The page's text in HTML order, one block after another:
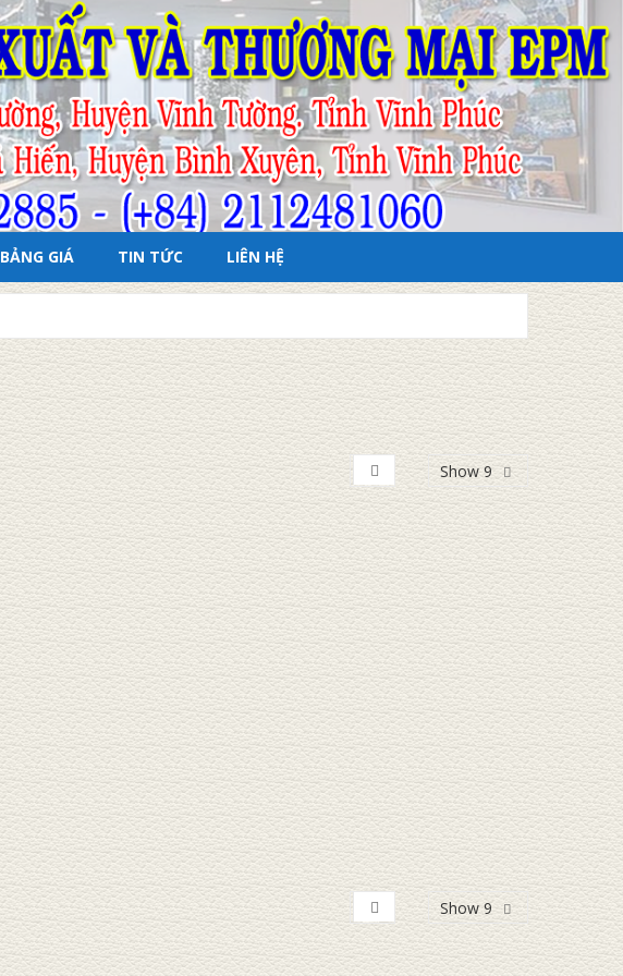
BẢNG GIÁ TIN TỨC LIÊN HỆ
Show 9
Show 9